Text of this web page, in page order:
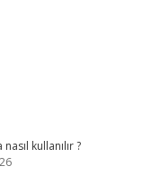
kullanılır ?